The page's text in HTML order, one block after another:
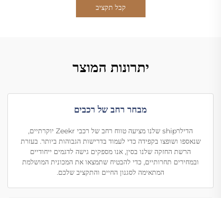
קבל תקציב
יתרונות המוצר
מבחר רחב של רכבים
הדילרship שלנו מציעה טווח רחב של רכבי Zeekr יוקרתיים,
שנאספו ושופצו בקפידה כדי לעמוד בדרישות הגבוהות ביותר. בעזרת
הרשת החזקה שלנו בסין, אנו מספקים גישה לדגמים ייחודיים
ובמחירים תחרותיים, כדי להבטיח שתמצאו את המכונית המושלמת
המתאימה לסגנון החיים והתקציב שלכם.